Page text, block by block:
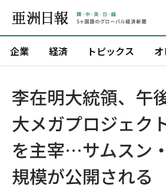
企業 経済 トピックス
李在明大統領、午
大メガプロジェク
を主宰…サムスン
規模が公開される